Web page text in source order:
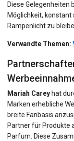
Diese Gelegenheiten
Möglichkeit,
Rampenlicht zu
Verwandte Themen:
Mariah Carey hat
Marken erhebliche
breite Fanbasis
Partner für Produkte
Parfum. Diese